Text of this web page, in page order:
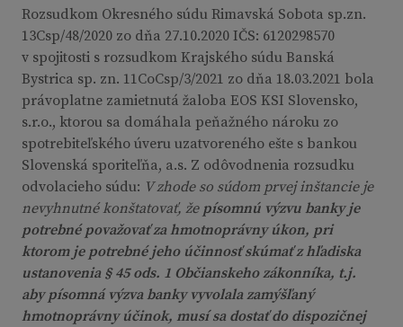
Rozsudkom Okresného súdu Rimavská Sobota sp.zn.
13Csp/48/2020 zo dňa 27.10.2020 IČS: 6120298570
v spojitosti s rozsudkom Krajského súdu Banská
Bystrica sp. zn. 11CoCsp/3/2021 zo dňa 18.03.2021 bola
právoplatne zamietnutá žaloba EOS KSI Slovensko,
s.r.o., ktorou sa domáhala peňažného nároku zo
spotrebiteľského úveru uzatvoreného ešte s bankou
Slovenská sporiteľňa, a.s. Z odôvodnenia rozsudku
odvolacieho súdu: V zhode so súdom prvej inštancie je
nevyhnutné konštatovať, že písomnú výzvu banky je
potrebné považovať za hmotnoprávny úkon, pri
ktorom je potrebné jeho účinnosť skúmať z hľadiska
ustanovenia § 45 ods. 1 Občianskeho zákonníka, t.j.
aby písomná výzva banky vyvolala zamýšľaný
hmotnoprávny účinok, musí sa dostať do dispozičnej